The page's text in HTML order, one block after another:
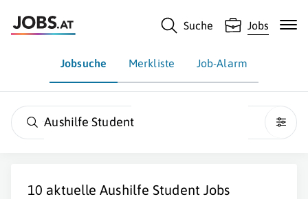
Suche Jobs
Jobsuche Merkliste Job-Alarm
Aushilfe Student
10 aktuelleAushilfe Student Jobs